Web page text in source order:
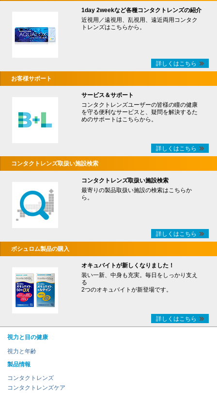
1day 2weekなど各種コンタクトレンズの紹介
近視用／遠視用、乱視用、遠近両用コンタク
トレンズはこちらから。
詳しくはこちら
お客様サポート
サービス＆サポート
コンタクトレンズユーザーの皆様の瞳の健康
を守る便利なサービスと、疑問を解決するた
めのサポートはこちらから。
詳しくはこちら
コンタクトレンズ取扱い施設検索
コンタクトレンズ取扱い施設検索
最寄りの製品取扱い施設の検索はこちらか
ら。
詳しくはこちら
ボシュロム製品の購入
オキュバイトが新しくなりました！
装い一新、中身も充実。毎日をしっかり支え
る
2つのオキュバイトが新登場です。
詳しくはこちら
視力と目の健康
視力と年齢
製品情報
コンタクトレンズ
コンタクトレンズケア